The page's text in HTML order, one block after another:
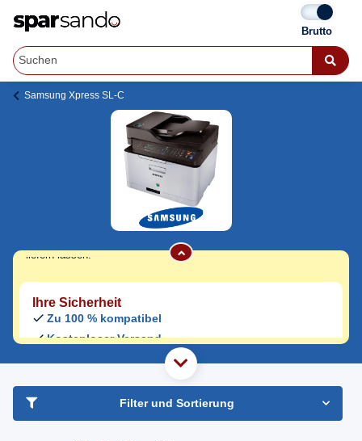
Samsung Xpress SL-C
Samsung Xpress SL-C 460 Toner
Jetzt originale & kompatible Samsung
Xpress SL-C 460 Toner
günstig bei
Sparsando kaufen.
Den Druckerhersteller und das Druckermodell auf Sparsando.de
liefern lassen.
Ihre Sicherheit
Zu 100 % kompatibel
Kostenloser Versand
haben Sie Frage?
Freundlicher Support & BeratungFilter und Sortierung